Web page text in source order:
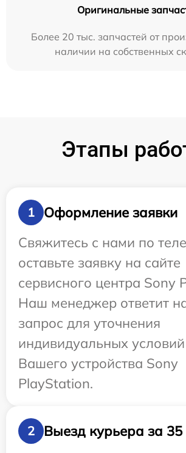
Оригинальные
Более 20 тыс. запчастей от
наличии на собственных
Этапы
1
Оформление заявки
Свяжитесь с нами по
оставьте заявку на сайте
сервисного центра Sony
Наш менеджер ответит
запрос для уточнения
индивидуальных
Вашего устройства Sony
PlayStation.
2
Выезд курьера за 35